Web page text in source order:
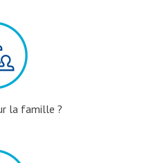
la famille ?